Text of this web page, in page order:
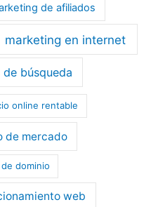
de afiliados
marketing en internet
búsqueda
online rentable
de mercado
dominio
web